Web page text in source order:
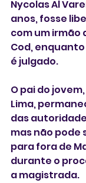
Nycolas Al
anos, fosse
com um irmão
Cod,
é julgado.
O pai do
Lima,
das
mas não pode
para fora de
durante o
a magistrada.